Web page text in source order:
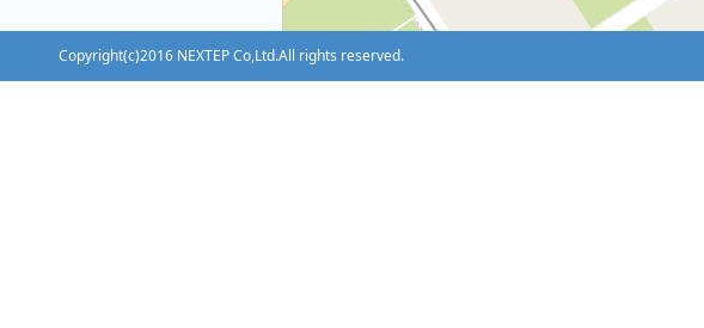
Copyright(c)2016 NEXTEP Co,Ltd.All rights reserved.